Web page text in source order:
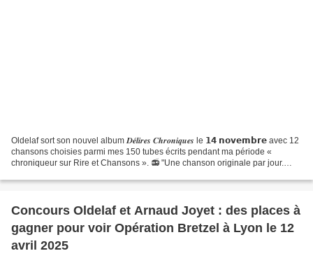
Oldelaf sort son nouvel album 𝑫𝒆́𝒍𝒊𝒓𝒆𝒔 𝑪𝒉𝒓𝒐𝒏𝒊𝒒𝒖𝒆𝒔 le 𝟭𝟰 𝗻𝗼𝘃𝗲𝗺𝗯𝗿𝗲 avec 12
chansons choisies parmi mes 150 tubes écrits pendant ma période «
chroniqueur sur Rire et Chansons ». 📻 "Une chanson originale par jour.
Concours Oldelaf et Arnaud Joyet : des places à
gagner pour voir Opération Bretzel à Lyon le 12
avril 2025